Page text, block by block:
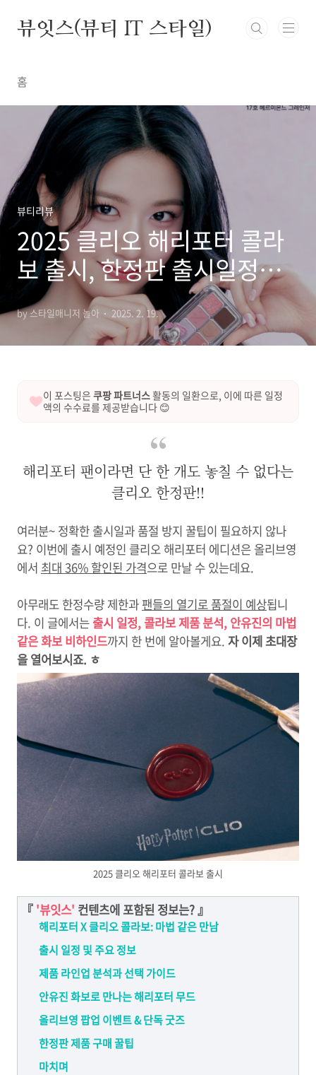
뷰잇스(뷰티 IT 스타일)
홈
뷰티리뷰
2025 클리오 해리포터 콜라
보 출시, 한정판 출시일정과
구매 꿀팁
by 스타일매니저 놀아 2025. 2. 19.
이 포스팅은 쿠팡 파트너스활동의 일환으로, 이에 따른 일정
액의 수수료를 제공받습니다 😊
해리포터 팬이라면 단 한 개도 놓칠 수 없다는
클리오 한정판!!
여러분~ 정확한 출시일과 품절 방지 꿀팁이 필요하지 않나
요? 이번에 출시 예정인 클리오 해리포터 에디션은 올리브영
에서 최대 36% 할인된 가격으로 만날 수 있는데요.
아무래도 한정수량 제한과 팬들의 열기로 품절이 예상됩니
다. 이 글에서는 출시 일정, 콜라보 제품 분석, 안유진의 마법
같은 화보 비하인드까지 한 번에 알아볼게요. 자 이제 초대장
을 열어보시죠. ㅎ
2025 클리오 해리포터 콜라보 출시
『 '뷰잇스' 컨텐츠에 포함된 정보는?』
해리포터 X 클리오 콜라보: 마법 같은 만남
출시 일정 및 주요 정보
제품 라인업 분석과 선택 가이드
안유진 화보로 만나는 해리포터 무드
올리브영 팝업 이벤트 & 단독 굿즈
한정판 제품 구매 꿀팁
마치며